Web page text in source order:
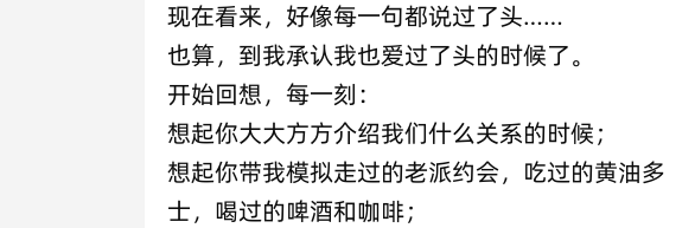
现在看来，好像每一句都说过了头……
也算，到我承认我也爱过了头的时候了。
开始回想，每一刻：
想起你大大方方介绍我们什么关系的时候；
想起你带我模拟走过的老派约会，吃过的黄油多
士，喝过的啤酒和咖啡；